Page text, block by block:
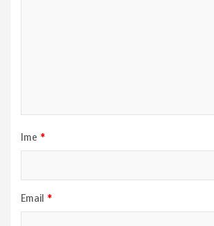
Ime *
Email *